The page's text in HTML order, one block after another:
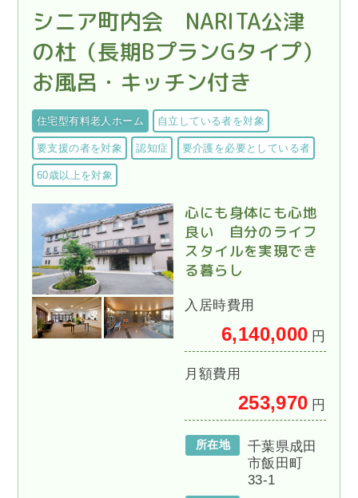
シニア町内会 NARITA公津
の杜（長期BプランGタイプ）
お風呂・キッチン付き
住宅型有料老人ホーム 自立している者を対象
要支援の者を対象 認知症 要介護を必要としている者
60歳以上を対象
心にも身体にも心地
良い 自分のライフ
スタイルを実現でき
る暮らし
入居時費用
6,140,000 円
月額費用
253,970 円
所在地
千葉県成田
市飯田町
33-1